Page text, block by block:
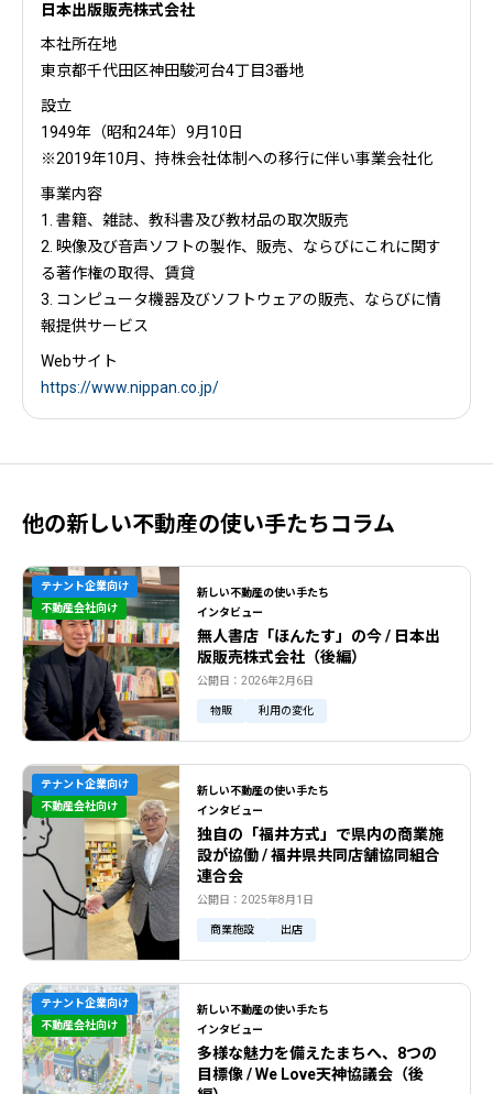
日本出版販売株式会社
本社所在地
東京都千代田区神田駿河台4丁目3番地
設立
1949年（昭和24年）9月10日
※2019年10月、持株会社体制への移行に伴い事業会社化
事業内容
1. 書籍、雑誌、教科書及び教材品の取次販売
2. 映像及び音声ソフトの製作、販売、ならびにこれに関す
る著作権の取得、賃貸
3. コンピュータ機器及びソフトウェアの販売、ならびに情
報提供サービス
Webサイト
https://www.nippan.co.jp/
他の新しい不動産の使い手たちコラム
新しい不動産の使い手たち
インタビュー
無人書店「ほんたす」の今 / 日本出
版販売株式会社（後編）
公開日：2026年2月6日
物販 利用の変化
テナント企業向け
不動産会社向け
新しい不動産の使い手たち
インタビュー
独自の「福井方式」で県内の商業施
設が協働 / 福井県共同店舗協同組合
連合会
公開日：2025年8月1日
商業施設 出店
テナント企業向け
不動産会社向け
新しい不動産の使い手たち
インタビュー
多様な魅力を備えたまちへ、8つの
目標像 / We Love天神協議会（後
テナント企業向け
不動産会社向け